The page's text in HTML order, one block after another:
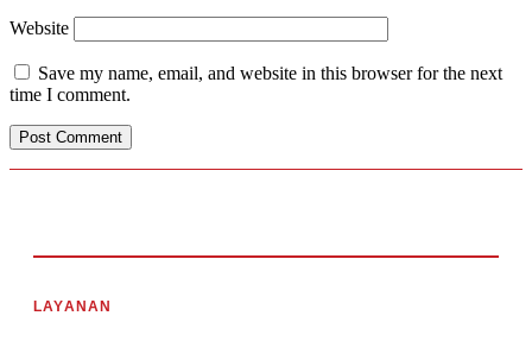
Website
Save my name, email, and website in this browser for the next
time I comment.
LAYANAN